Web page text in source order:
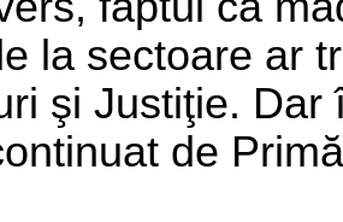
la sectoare ar
şi Justiţie.
de